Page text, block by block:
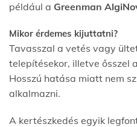
például a Greenman
Mikor érdemes kijuttatni?
Tavasszal a vetés vagy
telepítésekor, illetve ősszel
Hosszú hatása miatt nem
alkalmazni.
A kertészkedés egyik